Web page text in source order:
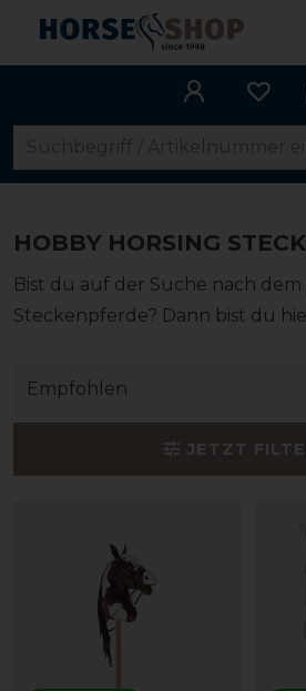
HOBBY HORSING
Bist du auf der Suche nach dem
Steckenpferde? Dann bist du
JETZT